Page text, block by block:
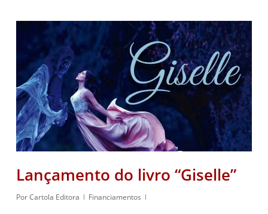
Lançamento do livro “Giselle”
PorCartola Editora Financiamentos